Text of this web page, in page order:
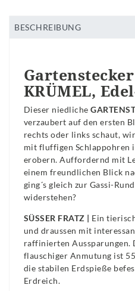
BESCHREIBUNG
KRÜMEL,
Dieser niedliche
verzaubert auf den ersten
rechts oder links schaut,
mit fluffigen Schlappohren
erobern. Auffordernd mit
einem freundlichen Blick
ging´s gleich zur Gassi-
widerstehen?
SÜSSER FRATZ | Ein
und draussen mit
raffinierten
flauschiger Anmutung ist
die stabilen Erdspieße
Erdreich.